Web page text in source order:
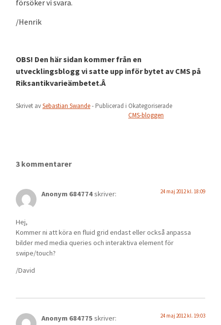
försöker vi svara.
/Henrik
OBS! Den här sidan kommer från en
utvecklingsblogg vi satte upp inför bytet av CMS på
Riksantikvarieämbetet.Â
Skrivet avSebastian Swande- Publicerad i Okategoriserade
CMS-bloggen
3 kommentarer
Anonym 684774skriver: 24 maj 2012 kl. 18:09
Hej,
Kommer ni att köra en fluid grid endast eller också anpassa
bilder med media queries och interaktiva element för
swipe/touch?
/David
Anonym 684775 skriver: 24 maj 2012 kl. 19:03